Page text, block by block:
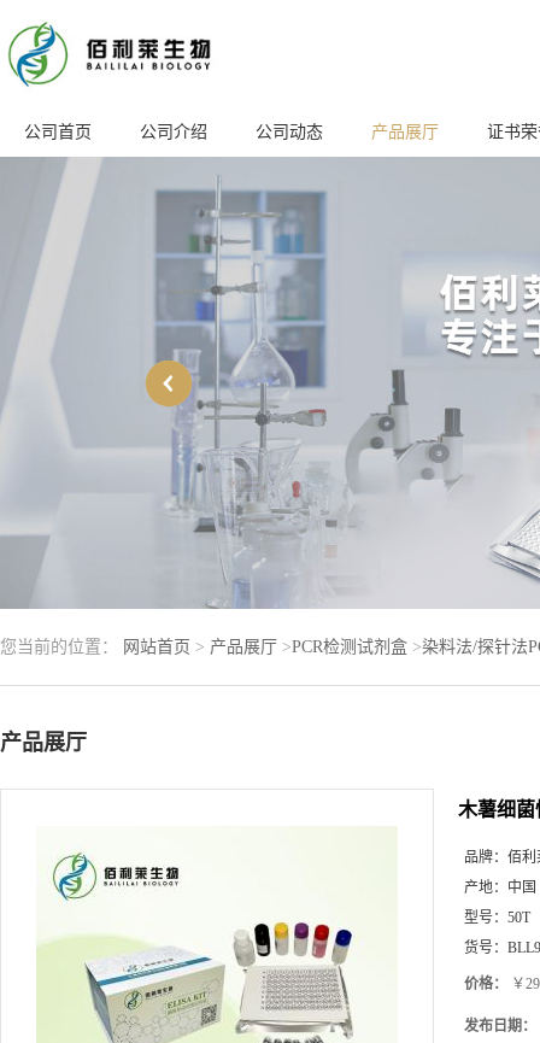
公司首页 公司介绍 公司动态 产品展厅 证书
您当前的位置： 网站首页 > 产品展厅 >PCR检测试剂盒 >染料法/探针法
产品展厅
木薯细
品牌： 佰利
产地： 中国
型号： 50T
货号：
价格： ￥
发布日期：